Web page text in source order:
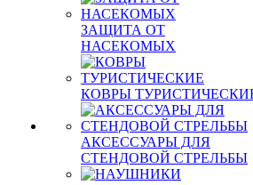
ЗАЩИТА ОТ
НАСЕКОМЫХ
КОВРЫ
АКСЕССУАРЫ ДЛЯ
СТЕНДОВОЙ СТРЕЛЬБЫ